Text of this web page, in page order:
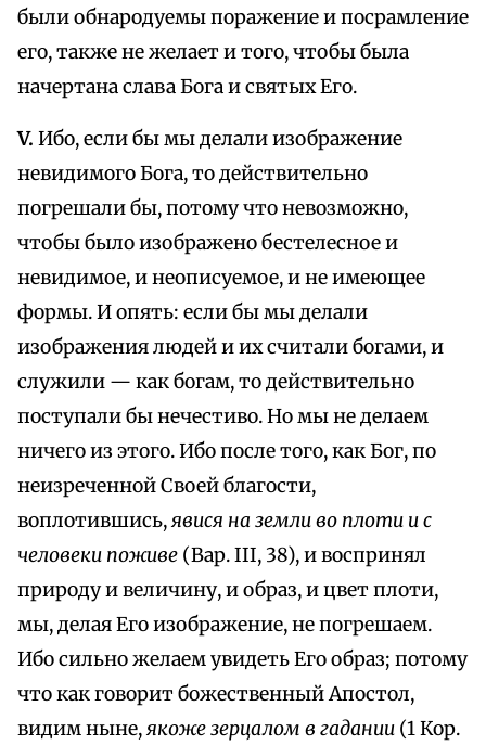
были обнародуемы поражение и посрамление
его, также не желает и того, чтобы была
начертана слава Бога и святых Его.
V. Ибо, если бы мы делали изображение
невидимого Бога, то действительно
погрешали бы, потому что невозможно,
чтобы было изображено бестелесное и
невидимое, и неописуемое, и не имеющее
формы. И опять: если бы мы делали
изображения людей и их считали богами, и
служили — как богам, то действительно
поступали бы нечестиво. Но мы не делаем
ничего из этого. Ибо после того, как Бог, по
неизреченной Своей благости,
воплотившись,явися на земли во плоти и с
человеки поживе (Вар. III, 38), и воспринял
природу и величину, и образ, и цвет плоти,
мы, делая Его изображение, не погрешаем.
Ибо сильно желаем увидеть Его образ; потому
что как говорит божественный Апостол,
видим ныне,якоже зерцалом в гадании (1 Кор.